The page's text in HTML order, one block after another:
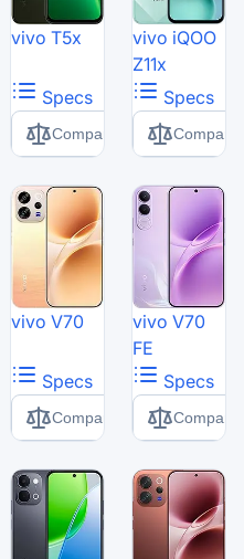
vivo T5x
Specs
Comparer
vivo iQOO
Z11x
Specs
Comparer
vivo V70
Specs
Comparer
vivo V70
FE
Specs
Comparer